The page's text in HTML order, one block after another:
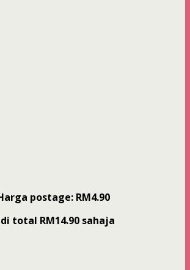
postage: RM4.90
total RM14.90 sahaja